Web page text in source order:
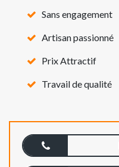
Sans engagement
Artisan passionné
Prix Attractif
Travail de qualité